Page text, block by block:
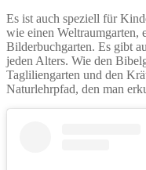
Es ist auch speziell für
wie einen Weltraumgarten,
Bilderbuchgarten. Es gibt
jeden Alters. Wie den
Tagliliengarten und den
Naturlehrpfad, den man